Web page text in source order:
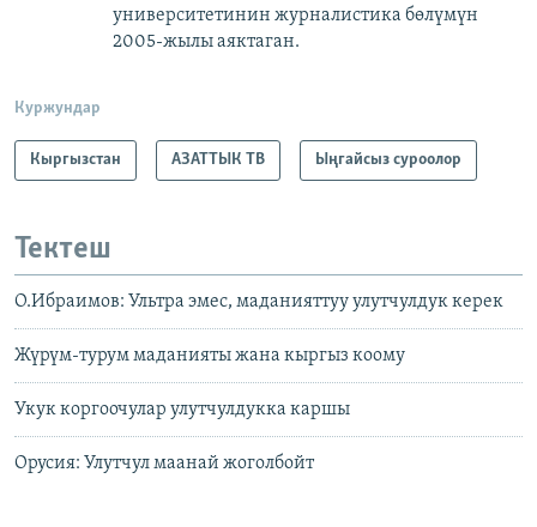
университетинин журналистика бөлүмүн
2005-жылы аяктаган.
Куржундар
Кыргызстан АЗАТТЫК ТВ Ыңгайсыз суроолор
Тектеш
О.Ибраимов: Ультра эмес, маданияттуу улутчулдук керек
Жүрүм-турум маданияты жана кыргыз коому
Укук коргоочулар улутчулдукка каршы
Орусия: Улутчул маанай жоголбойт